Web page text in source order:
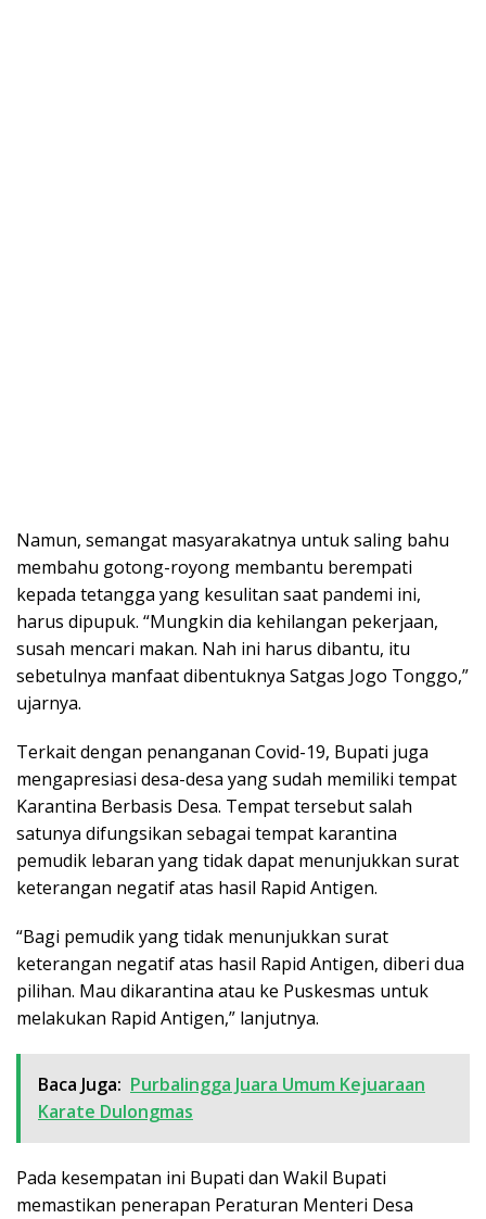
Namun, semangat masyarakatnya untuk saling bahu
membahu gotong-royong membantu berempati
kepada tetangga yang kesulitan saat pandemi ini,
harus dipupuk. “Mungkin dia kehilangan pekerjaan,
susah mencari makan. Nah ini harus dibantu, itu
sebetulnya manfaat dibentuknya Satgas Jogo Tonggo,”
ujarnya.
Terkait dengan penanganan Covid-19, Bupati juga
mengapresiasi desa-desa yang sudah memiliki tempat
Karantina Berbasis Desa. Tempat tersebut salah
satunya difungsikan sebagai tempat karantina
pemudik lebaran yang tidak dapat menunjukkan surat
keterangan negatif atas hasil Rapid Antigen.
“Bagi pemudik yang tidak menunjukkan surat
keterangan negatif atas hasil Rapid Antigen, diberi dua
pilihan. Mau dikarantina atau ke Puskesmas untuk
melakukan Rapid Antigen,” lanjutnya.
Baca Juga: Purbalingga Juara Umum Kejuaraan
Karate Dulongmas
Pada kesempatan ini Bupati dan Wakil Bupati
memastikan penerapan Peraturan Menteri Desa